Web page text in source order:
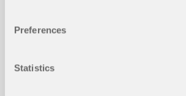
Preferences
Statistics